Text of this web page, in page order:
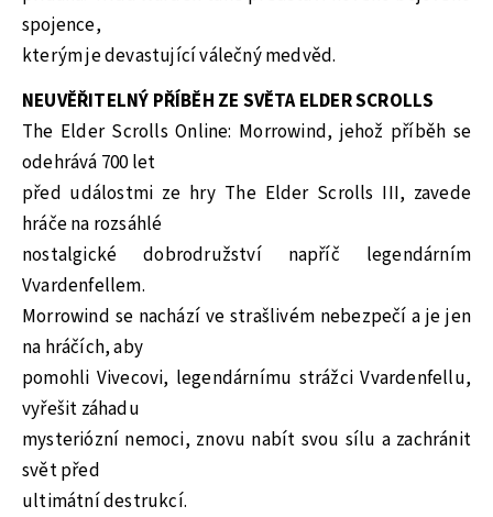
spojence,
kterým je devastující válečný medvěd.
NEUVĚŘITELNÝ PŘÍBĚH ZE SVĚTA ELDER SCROLLS
The Elder Scrolls Online: Morrowind, jehož příběh se
odehrává 700 let
před událostmi ze hry The Elder Scrolls III, zavede
hráče na rozsáhlé
nostalgické dobrodružství napříč legendárním
Vvardenfellem.
Morrowind se nachází ve strašlivém nebezpečí a je jen
na hráčích, aby
pomohli Vivecovi, legendárnímu strážci Vvardenfellu,
vyřešit záhadu
mysteriózní nemoci, znovu nabít svou sílu a zachránit
svět před
ultimátní destrukcí.